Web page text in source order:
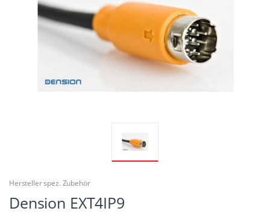
Hersteller spez. Zubehör
Dension EXT4IP9